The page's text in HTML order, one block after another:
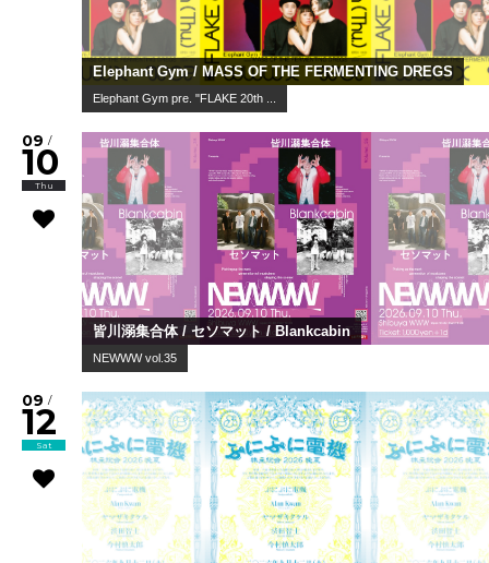
Elephant Gym / MASS OF THE FERMENTING DREGS
Elephant Gym pre. "FLAKE 20th ...
09 /
10
Thu
皆川溺集合体 / セソマット / Blankcabin
NEWWW vol.35
09 /
12
Sat